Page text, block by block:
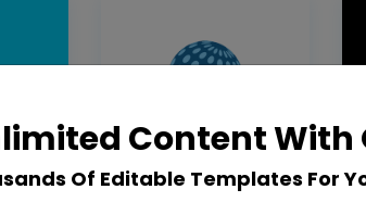
Content With
Of Editable Templates For